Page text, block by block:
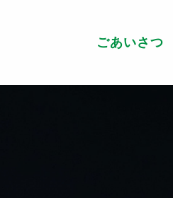
学園 開星中
ごあいさつ